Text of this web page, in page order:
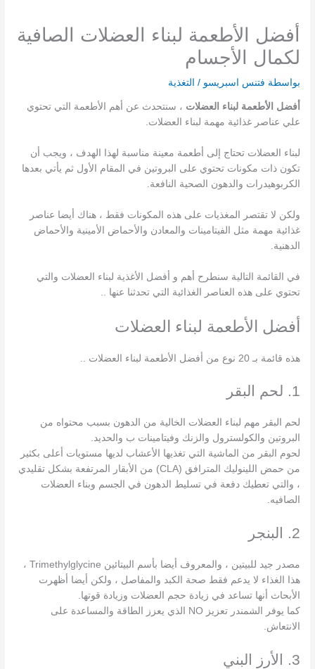
أفضل الأطعمة لبناء العضلات الصافية
لكمال الأجسام
بواسطة فتنس اسبريسو/ التغذية
أفضل الأطعمة لبناء العضلات ، سنتحدث عن أهم الأطعمة التي تحتوي
علي عناصر غذائية مهمة لبناء العضلات.
لبناء العضلات تحتاج إلى أطعمة معينة مناسبة لهذا الهدف ، ويجب أن
تكون ذات مكونات تحتوي على البروتين في المقام الأول ثم يأتي بعدها
الكربوهيدرات والدهون الصحية النافعة.
ولكن لا تقتصر المغذيات على هذه المكونات فقط ، هناك أيضا عناصر
غذائية مهمة مثل الفيتامينات والمعادن والأحماض الأمينية والأحماض
الدهنية.
في القائمة التالية سنطرح أهم و أفضل الأغذية لبناء العضلات والتي
تحتوي على هذه العناصر الغذائية التي تحدثنا عنها ..
أفضل الأطعمة لبناء العضلات
هذه قائمة بـ 20 نوع من أفضل الأطعمة لبناء العضلات ..
1. لحم البقر
لحم البقر مهم لبناء العضلات الخالية من الدهون بسبب محتواه من
البروتين والكولسترول والزنك وفيتامينات ب والحديد.
لحوم البقر من الماشية التي تغذيها الأعشاب لديها مستويات أعلى بكثير
من حمض اللينوليك المترافق (CLA) من الأبقار المرتفعة بشكل تقليدي
، والتي تعطيك دفعة في تسليط الدهون في الجسم وبناء العضلات
الصافيه.
2. البنجر
مصدر جيد للبيتين ، والمعروف أيضا بأسم البيتائين Trimethylglycine ،
هذا الغذاء لا يدعم فقط صحة الكبد والمفاصل ، ولكن أيضا أظهرت
الأبحاث أنها تساعد في زيادة حجم العضلات وزيادة قوتها.
كما يوفر الشمندر تعزيز NO الذي يعزز الطاقة والمساعدة على
الانتعاش.
3. الأرز البني